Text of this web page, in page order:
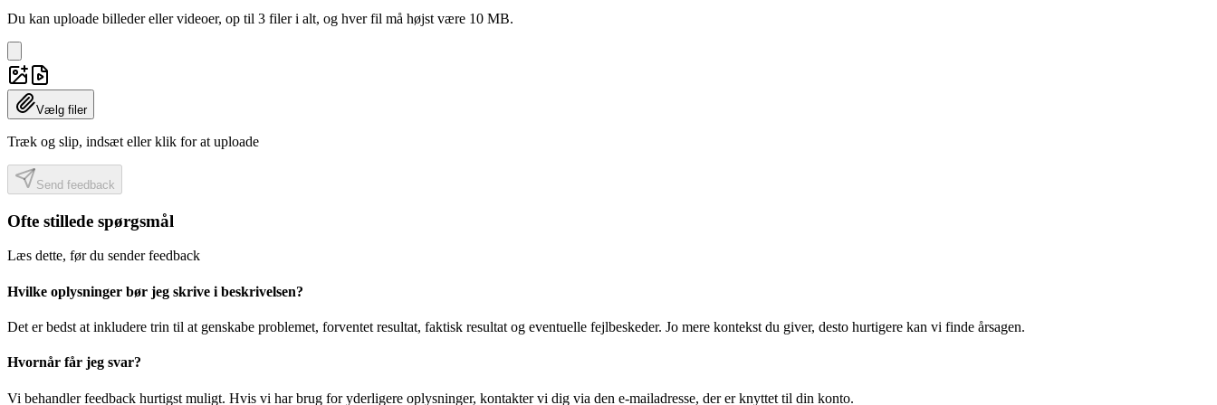
Du kan uploade billeder eller videoer, op til 3 filer i alt, og hver fil må højst være 10 MB.
Vælg filer
Træk og slip, indsæt eller klik for at uploade
Send feedback
Ofte stillede spørgsmål
Læs dette, før du sender feedback
Hvilke oplysninger bør jeg skrive i beskrivelsen?
Det er bedst at inkludere trin til at genskabe problemet, forventet resultat, faktisk resultat og eventuelle fejlbeskeder. Jo mere kontekst du giver, desto hurtigere kan vi finde årsagen.
Hvornår får jeg svar?
Vi behandler feedback hurtigst muligt. Hvis vi har brug for yderligere oplysninger, kontakter vi dig via den e-mailadresse, der er knyttet til din konto.